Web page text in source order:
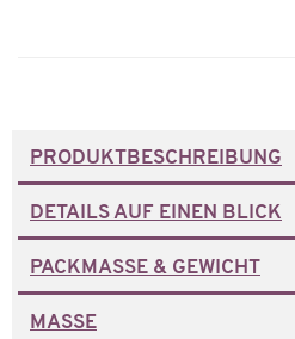
PRODUKTBESCHREIBUNG
DETAILS AUF EINEN BLICK
PACKMASSE & GEWICHT
MASSE